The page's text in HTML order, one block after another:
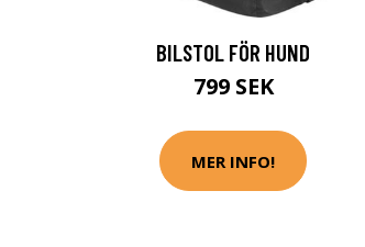
BILSTOL FÖR HUND
799 SEK
MER INFO!